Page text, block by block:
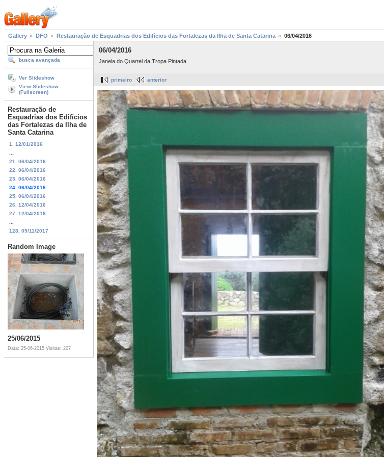
Gallery DFO Restauração de Esquadrias dos Edifícios das Fortalezas da Ilha de Santa Catarina 06/04/2016
busca avançada
Ver Slideshow
View Slideshow
(Fullscreen)
Restauração de
Esquadrias dos Edifícios
das Fortalezas da Ilha de
Santa Catarina
1. 12/01/2016
21. 06/04/2016
22. 06/04/2016
23. 06/04/2016
24. 06/04/2016
25. 06/04/2016
26. 12/04/2016
27. 12/04/2016
128. 09/11/2017
Random Image
25/06/2015
Data: 25-06-2015 Visitas: 207
06/04/2016
Janela do Quartel da Tropa Pintada
primeiro anterior